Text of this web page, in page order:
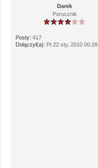
Darek
Porucznik
Posty: 417
Dołączył(a): Pt 22 sty, 2010 00:28